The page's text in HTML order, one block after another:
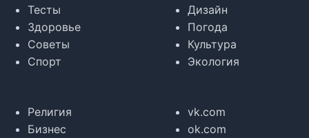
Тесты
Здоровье
Советы
Спорт
Дизайн
Погода
Культура
Экология
Религия
Бизнес
vk.com
ok.com